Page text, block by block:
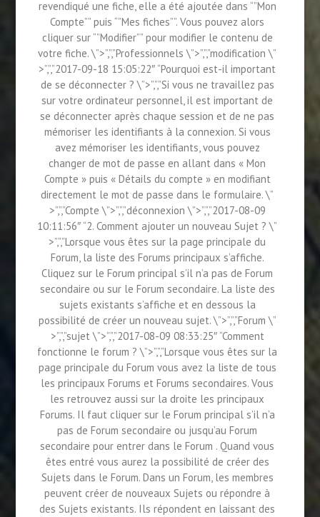
revendiqué une fiche, elle a été ajoutée dans “”Mon
Compte”” puis “”Mes fiches””. Vous pouvez alors
cliquer sur “”Modifier”” pour modifier le contenu de
votre fiche. \”>”,”,”Professionnels \”>”,”,”modification \”
>”,”,”2017-09-18 15:05:22″ “Pourquoi est-il important
de se déconnecter ? \”>”,”,”Si vous ne travaillez pas
sur votre ordinateur personnel, il est important de
se déconnecter après chaque session et de ne pas
mémoriser les identifiants à la connexion. Si vous
avez mémoriser les identifiants, vous pouvez
changer de mot de passe en allant dans « Mon
Compte » puis « Détails du compte » en modifiant
directement le mot de passe dans le formulaire. \”
>”,”,”Compte \”>”,”,”déconnexion \”>”,”,”2017-08-09
10:11:56″ “2. Comment ajouter un nouveau Sujet ? \”
>”,”,”Lorsque vous êtes sur la page principale du
Forum, la liste des Forums principaux s’affiche.
Cliquez sur le Forum principal s’il n’a pas de Forum
secondaire ou sur le Forum secondaire. La liste des
sujets existants s’affiche et en dessous la
possibilité de créer un nouveau sujet. \”>”,”,”Forum \”
>”,”,”sujet \”>”,”,”2017-08-09 08:33:25″ “Comment
fonctionne le forum ? \”>”,”,”Lorsque vous êtes sur la
page principale du Forum vous avez la liste de tous
les principaux Forums et Forums secondaires. Vous
les retrouvez aussi sur la droite les principaux
Forums. Il faut cliquer sur le Forum principal s’il n’a
pas de Forum secondaire ou jusqu’au Forum
secondaire pour entrer dans le Forum . Quand vous
êtes entré vous aurez la possibilité de créer des
Sujets dans le Forum. Dans un Forum, les membres
peuvent créer de nouveaux Sujets ou répondre à
des Sujets existants. Ils répondent en laissant des